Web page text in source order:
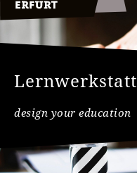
Lernwerkstatt
design your education